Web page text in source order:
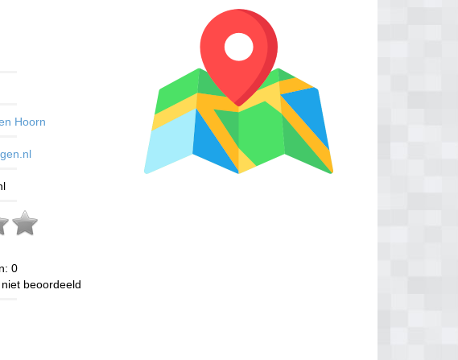
Hoorn
0
beoordeeld